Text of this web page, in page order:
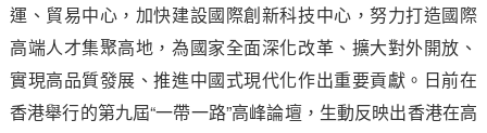
運、貿易中心，加快建設國際創新科技中心，努力打造國際
高端人才集聚高地，為國家全面深化改革、擴大對外開放、
實現高品質發展、推進中國式現代化作出重要貢獻。日前在
香港舉行的第九屆“一帶一路”高峰論壇，生動反映出香港在高